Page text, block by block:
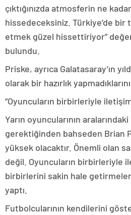
çıktığınızda atmosferin ne
hissedeceksiniz. Türkiye’de bir
etmek güzel hissettiriyor”
bulundu.
Priske, ayrıca Galatasaray’ın
olarak bir hazırlık
“Oyuncuların birbirleriyle
Yarın oyuncularının
gerektiğinden bahseden Brian
yüksek olacaktır. Önemli olan
değil. Oyuncuların birbirleriyle
birbirlerini sakin hale getirmeleri
yaptı.
Futbolcularının kendilerini